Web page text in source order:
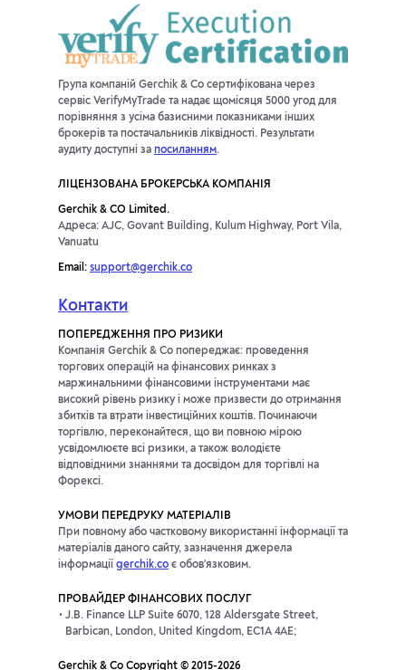
Група компаній Gerchik & Co сертифікована через
сервіс VerifyMyTrade та надає щомісяця 5000 угод для
порівняння з усіма базисними показниками інших
брокерів та постачальників ліквідності. Результати
аудиту доступні за посиланням.
ЛІЦЕНЗОВАНА БРОКЕРСЬКА КОМПАНІЯ
Gerchik & CO Limited.
Адреса: AJC, Govant Building, Kulum Highway, Port Vila,
Vanuatu
Email: support@gerchik.co
Контакти
ПОПЕРЕДЖЕННЯ ПРО РИЗИКИ
Компанія Gerchik & Co попереджає: проведення
торгових операцій на фінансових ринках з
маржинальними фінансовими інструментами має
високий рівень ризику і може призвести до отримання
збитків та втрати інвестиційних коштів. Починаючи
торгівлю, переконайтеся, що ви повною мірою
усвідомлюєте всі ризики, а також володієте
відповідними знаннями та досвідом для торгівлі на
Форексі.
УМОВИ ПЕРЕДРУКУ МАТЕРІАЛІВ
При повному або частковому використанні інформації та
матеріалів даного сайту, зазначення джерела
інформації gerchik.co є обов'язковим.
ПРОВАЙДЕР ФІНАНСОВИХ ПОСЛУГ
J.B. Finance LLP Suite 6070, 128 Aldersgate Street,
Barbican, London, United Kingdom, EC1A 4AE;
Gerchik & Co Copyright © 2015-2026